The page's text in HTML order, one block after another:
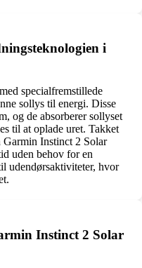
i
specialfremstillede
sollys til energi. Disse
og de absorberer sollyset
til at oplade uret. Takket
Instinct 2 Solar
uden behov for en
udendørsaktiviteter, hvor
Instinct 2 Solar